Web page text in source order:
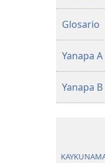
Glosario
Yanapa A
Yanapa B